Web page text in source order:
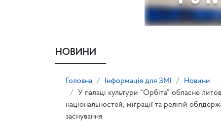
НОВИНИ
Головна Інформація для ЗМІ
Новини
У палаці культури “Орбіта” обласне
національностей, міграції та релігій
заснування